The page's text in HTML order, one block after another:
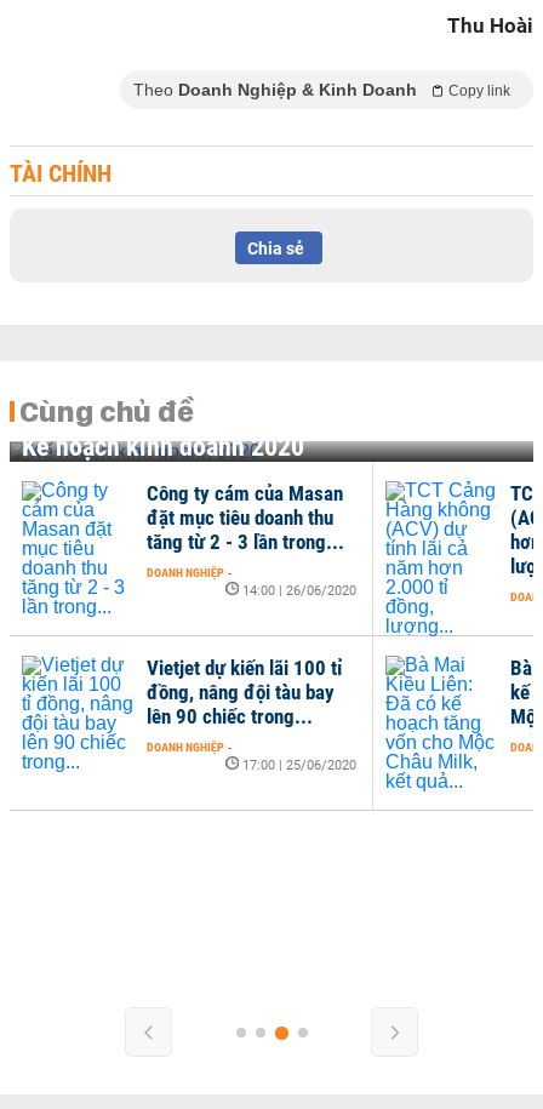
Thu Hoài
Theo Doanh Nghiệp & Kinh Doanh Copy link
TÀI CHÍNH
Chia sẻ
Cùng chủ đề
Kế hoạch kinh doanh 2020
Bà
kế
Công ty cám của Masan
đặt mục tiêu doanh thu
tăng từ 2 - 3 lần trong...
DOANH NGHIỆP -
14:00 | 26/06/2020
Vietjet dự kiến lãi 100 tỉ
đồng, nâng đội tàu bay
lên 90 chiếc trong...
DOANH NGHIỆP -
17:00 | 25/06/2020